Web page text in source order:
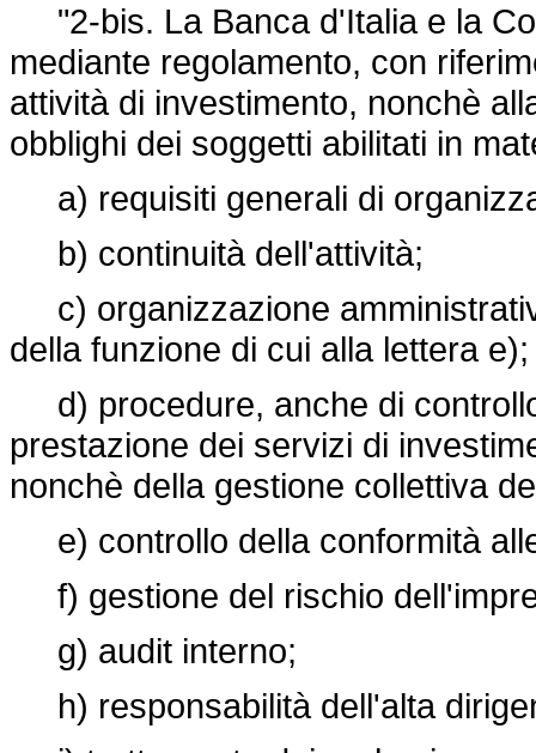
"2-bis. La Banca d'Italia e la
mediante regolamento, con
attività di investimento, nonchè
obblighi dei soggetti abilitati in
a) requisiti generali di
b) continuità dell'attività;
c) organizzazione
della funzione di cui alla lettera e);
d) procedure, anche di
prestazione dei servizi di
nonchè della gestione collettiva
e) controllo della conformità
f) gestione del rischio
g) audit interno;
h) responsabilità dell'alta